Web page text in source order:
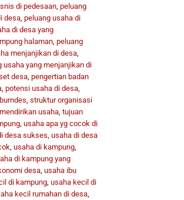
di pedesaan, peluang
desa, peluang usaha di
di desa yang
halaman, peluang
menjanjikan di desa,
usaha yang menjanjikan di
desa, pengertian badan
, potensi usaha di desa,
struktur organisasi
usaha, tujuan
, usaha apa yg cocok di
desa sukses usaha di desa
usaha di kampung,
di kampung yang
desa, usaha ibu
di kampung, usaha kecil di
kecil rumahan di desa,